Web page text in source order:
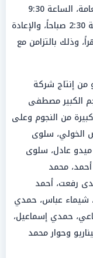
كما يعرض يومياً أيضًا على قناة «الحياة» العامة، الساعة 9:30
مساءً، وعلى أن تكون الإعادة الأولى الساعة 2:30 صباحاً، والإعادة
صباحاً، والإعادة الثالثة 1:15 ظهراً، وذلك بالتزامن مع
من إنتاج شركة
الكبير مصطفى
من النجوم وعلى
الخولي، سلوى
ميدو عادل، سلوى
محمد
رفعت، أحمد
شيماء عباس، حمدي
حمدي إسماعيل،
وحوار محمد